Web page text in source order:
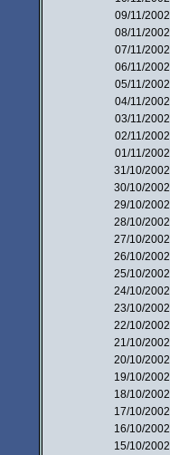
09/11/2002
08/11/2002
07/11/2002
06/11/2002
05/11/2002
04/11/2002
03/11/2002
02/11/2002
01/11/2002
31/10/2002
30/10/2002
29/10/2002
28/10/2002
27/10/2002
26/10/2002
25/10/2002
24/10/2002
23/10/2002
22/10/2002
21/10/2002
20/10/2002
19/10/2002
18/10/2002
17/10/2002
16/10/2002
15/10/2002